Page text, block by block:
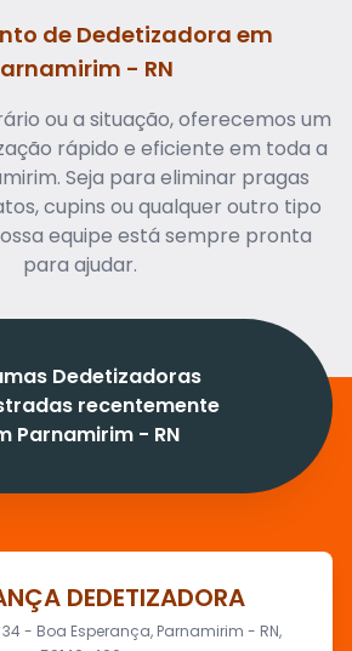
de Dedetizadora em
- RN
ou a situação, oferecemos um
rápido e eficiente em toda a
Seja para eliminar pragas
cupins ou qualquer outro tipo
equipe está sempre pronta
para ajudar.
Dedetizadoras
recentemente
Parnamirim - RN
DEDETIZADORA
34 - Boa Esperança, Parnamirim - RN,